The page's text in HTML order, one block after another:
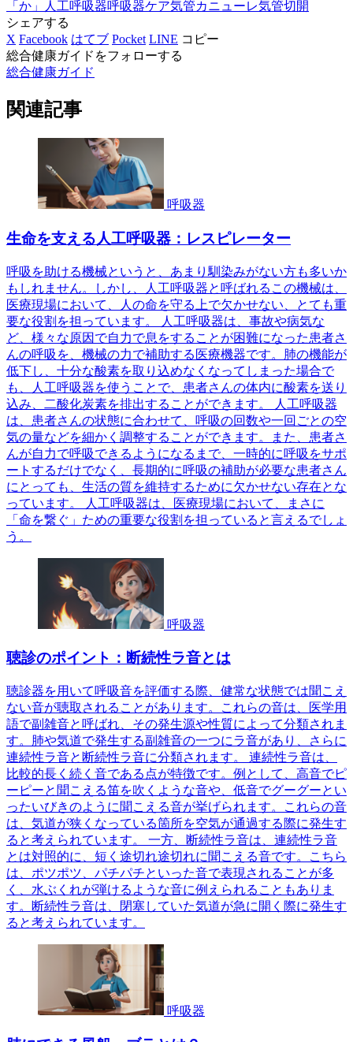
「か」
人工呼吸器呼吸器ケア気管カニューレ気管切開
シェアする
X Facebook はてブ Pocket LINE コピー
総合健康ガイドをフォローする
総合健康ガイド
関連記事
呼吸器
生命を支える人工呼吸器：レスピレーター
呼吸を助ける機械というと、あまり馴染みがない方も多いか
もしれません。しかし、人工呼吸器と呼ばれるこの機械は、
医療現場において、人の命を守る上で欠かせない、とても重
要な役割を担っています。 人工呼吸器は、事故や病気な
ど、様々な原因で自力で息をすることが困難になった患者さ
んの呼吸を、機械の力で補助する医療機器です。肺の機能が
低下し、十分な酸素を取り込めなくなってしまった場合で
も、人工呼吸器を使うことで、患者さんの体内に酸素を送り
込み、二酸化炭素を排出することができます。 人工呼吸器
は、患者さんの状態に合わせて、呼吸の回数や一回ごとの空
気の量などを細かく調整することができます。また、患者さ
んが自力で呼吸できるようになるまで、一時的に呼吸をサポ
ートするだけでなく、長期的に呼吸の補助が必要な患者さん
にとっても、生活の質を維持するために欠かせない存在とな
っています。 人工呼吸器は、医療現場において、まさに
「命を繋ぐ」ための重要な役割を担っていると言えるでしょ
う。
呼吸器
聴診のポイント：断続性ラ音とは
聴診器を用いて呼吸音を評価する際、健常な状態では聞こえ
ない音が聴取されることがあります。これらの音は、医学用
語で副雑音と呼ばれ、その発生源や性質によって分類されま
す。肺や気道で発生する副雑音の一つにラ音があり、さらに
連続性ラ音と断続性ラ音に分類されます。 連続性ラ音は、
比較的長く続く音である点が特徴です。例として、高音でピ
ーピーと聞こえる笛を吹くような音や、低音でグーグーとい
ったいびきのように聞こえる音が挙げられます。これらの音
は、気道が狭くなっている箇所を空気が通過する際に発生す
ると考えられています。 一方、断続性ラ音は、連続性ラ音
とは対照的に、短く途切れ途切れに聞こえる音です。こちら
は、ポツポツ、パチパチといった音で表現されることが多
く、水ぶくれが弾けるような音に例えられることもありま
す。断続性ラ音は、閉塞していた気道が急に開く際に発生す
ると考えられています。
呼吸器